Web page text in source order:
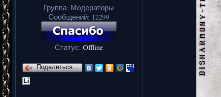
Группа: Модераторы
Сообщений: 12299
Статус: Offline
Поделиться…